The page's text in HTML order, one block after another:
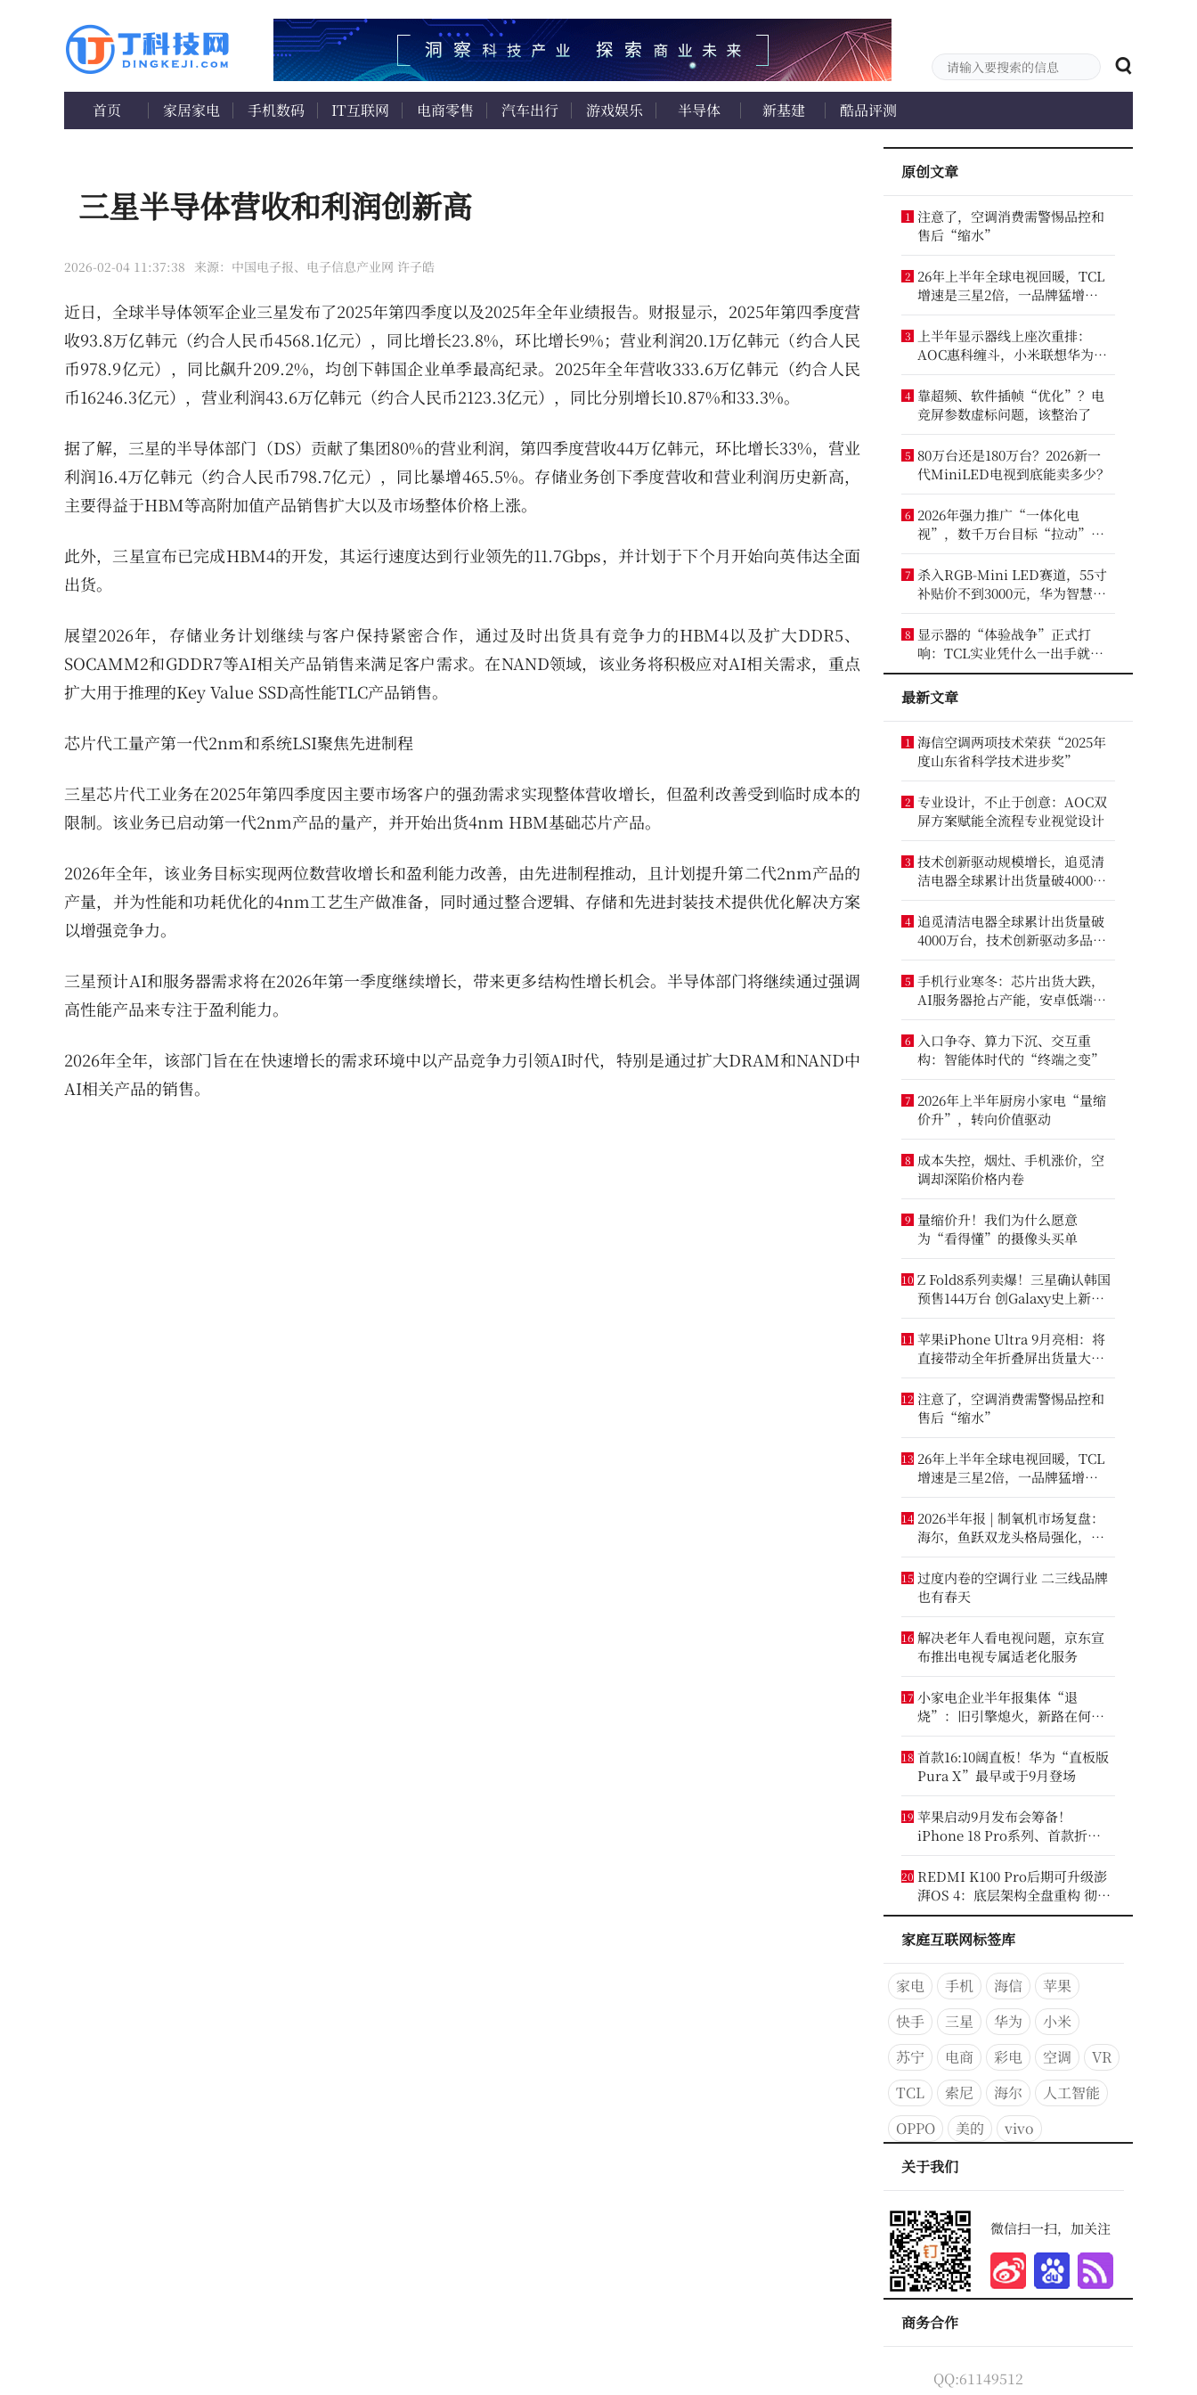
首页 家居家电 手机数码 IT互联网 电商零售 汽车出行 游戏娱乐 半导体 新基建 酷品评测
三星半导体营收和利润创新高
2026-02-04 11:37:38 来源：中国电子报、电子信息产业网 许子皓
近日，全球半导体领军企业三星发布了2025年第四季度以及2025年全年业绩报告。财报显示，2025年第四季度营
收93.8万亿韩元（约合人民币4568.1亿元），同比增长23.8%，环比增长9%；营业利润20.1万亿韩元（约合人民
币978.9亿元），同比飙升209.2%，均创下韩国企业单季最高纪录。2025年全年营收333.6万亿韩元（约合人民
币16246.3亿元），营业利润43.6万亿韩元（约合人民币2123.3亿元），同比分别增长10.87%和33.3%。
据了解，三星的半导体部门（DS）贡献了集团80%的营业利润，第四季度营收44万亿韩元，环比增长33%，营业
利润16.4万亿韩元（约合人民币798.7亿元），同比暴增465.5%。存储业务创下季度营收和营业利润历史新高，
主要得益于HBM等高附加值产品销售扩大以及市场整体价格上涨。
此外，三星宣布已完成HBM4的开发，其运行速度达到行业领先的11.7Gbps，并计划于下个月开始向英伟达全面
出货。
展望2026年，存储业务计划继续与客户保持紧密合作，通过及时出货具有竞争力的HBM4以及扩大DDR5、
SOCAMM2和GDDR7等AI相关产品销售来满足客户需求。在NAND领域，该业务将积极应对AI相关需求，重点
扩大用于推理的Key Value SSD高性能TLC产品销售。
芯片代工量产第一代2nm和系统LSI聚焦先进制程
三星芯片代工业务在2025年第四季度因主要市场客户的强劲需求实现整体营收增长，但盈利改善受到临时成本的
限制。该业务已启动第一代2nm产品的量产，并开始出货4nm HBM基础芯片产品。
2026年全年，该业务目标实现两位数营收增长和盈利能力改善，由先进制程推动，且计划提升第二代2nm产品的
产量，并为性能和功耗优化的4nm工艺生产做准备，同时通过整合逻辑、存储和先进封装技术提供优化解决方案
以增强竞争力。
三星预计AI和服务器需求将在2026年第一季度继续增长，带来更多结构性增长机会。半导体部门将继续通过强调
高性能产品来专注于盈利能力。
2026年全年，该部门旨在在快速增长的需求环境中以产品竞争力引领AI时代，特别是通过扩大DRAM和NAND中
AI相关产品的销售。
原创文章
1 注意了，空调消费需警惕品控和
售后“缩水”
2 26年上半年全球电视回暖，TCL
增速是三星2倍，一品牌猛增
14.8%
3
上半年显示器线上座次重排：
AOC惠科缠斗，小米联想华为进
前八
4 靠超频、软件插帧“优化”？电
竞屏参数虚标问题，该整治了
5 80万台还是180万台？2026新一
代MiniLED电视到底能卖多少？
6 2026年强力推广“一体化电
视”，数千万台目标“拉动”彩
电业？
7 杀入RGB-Mini LED赛道，55寸
补贴价不到3000元，华为智慧屏
要“走量”？
8 显示器的“体验战争”正式打
响：TCL实业凭什么一出手就定
义了三条赛道？
最新文章
1 海信空调两项技术荣获“2025年
度山东省科学技术进步奖”
2 专业设计，不止于创意：AOC双
屏方案赋能全流程专业视觉设计
3 技术创新驱动规模增长，追觅清
洁电器全球累计出货量破4000万
台
4 追觅清洁电器全球累计出货量破
4000万台，技术创新驱动多品类
增长
5 手机行业寒冬：芯片出货大跌，
AI服务器抢占产能，安卓低端压
力最大
6
入口争夺、算力下沉、交互重
构：智能体时代的“终端之变”
7 2026年上半年厨房小家电“量缩
价升”，转向价值驱动
8 成本失控，烟灶、手机涨价，空
调却深陷价格内卷
9 量缩价升！我们为什么愿意
为“看得懂”的摄像头买单
10 Z Fold8系列卖爆！三星确认韩国
预售144万台 创Galaxy史上新纪
录
11 苹果iPhone Ultra 9月亮相：将
直接带动全年折叠屏出货量大涨
20%
12 注意了，空调消费需警惕品控和
售后“缩水”
13 26年上半年全球电视回暖，TCL
增速是三星2倍，一品牌猛增
14.8%
14 2026半年报 | 制氧机市场复盘：
海尔，鱼跃双龙头格局强化，大
升数制氧市场进一步打开
15 过度内卷的空调行业 二三线品牌
也有春天
16 解决老年人看电视问题，京东宣
布推出电视专属适老化服务
17 小家电企业半年报集体“退
烧”：旧引擎熄火，新路在何
方？
18 首款16:10阔直板！华为“直板版
Pura X”最早或于9月登场
19 苹果启动9月发布会筹备！
iPhone 18 Pro系列、首款折叠
iPhone将亮相
20 REDMI K100 Pro后期可升级澎
湃OS 4：底层架构全盘重构 彻底
剥离MIUI遗留代码
家庭互联网标签库
家电 手机 海信
苹果
快手
三星 华为
小米
苏宁
电商 彩电 空调
VR
TCL
索尼 海尔
人工智能
OPPO
美的
vivo
关于我们
微信扫一扫，加关注
商务合作
QQ:61149512